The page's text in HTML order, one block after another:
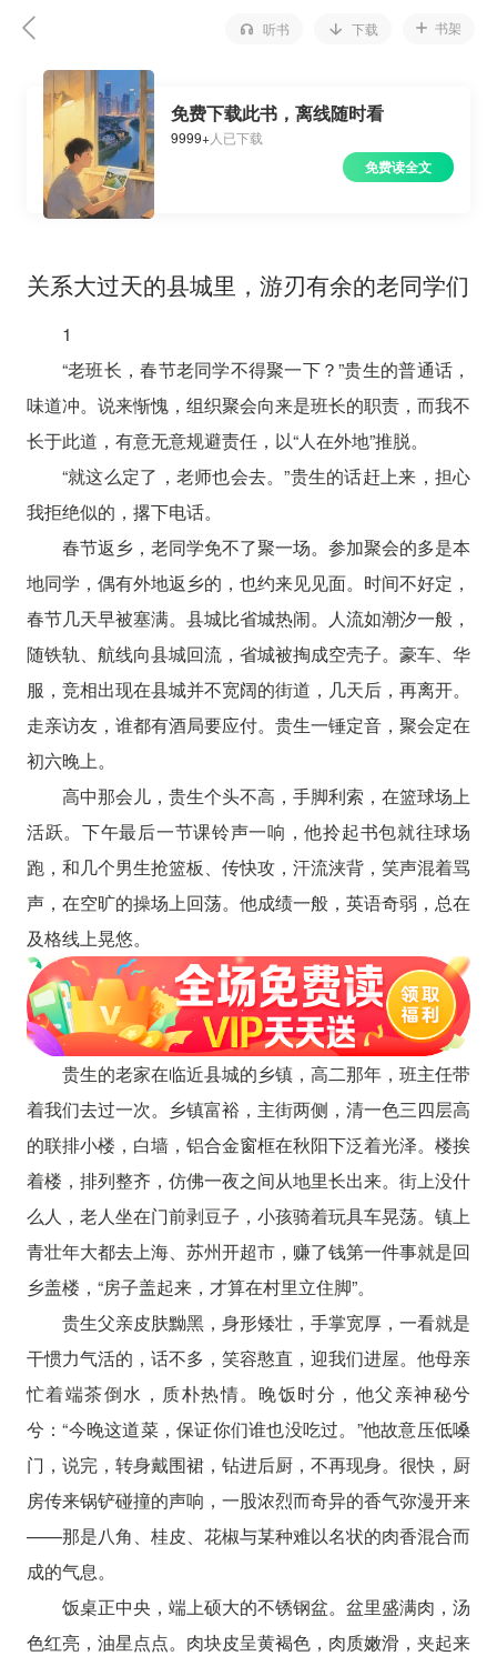
听书 下载 书架
免费下载此书，离线随时看
9999+人已下载
免费读全文
关系大过天的县城里，游刃有余的老同学们
1
“老班长，春节老同学不得聚一下？”贵生的普通话，
味道冲。说来惭愧，组织聚会向来是班长的职责，而我不
长于此道，有意无意规避责任，以“人在外地”推脱。
“就这么定了，老师也会去。”贵生的话赶上来，担心
我拒绝似的，撂下电话。
春节返乡，老同学免不了聚一场。参加聚会的多是本
地同学，偶有外地返乡的，也约来见见面。时间不好定，
春节几天早被塞满。县城比省城热闹。人流如潮汐一般，
随铁轨、航线向县城回流，省城被掏成空壳子。豪车、华
服，竞相出现在县城并不宽阔的街道，几天后，再离开。
走亲访友，谁都有酒局要应付。贵生一锤定音，聚会定在
初六晚上。
高中那会儿，贵生个头不高，手脚利索，在篮球场上
活跃。下午最后一节课铃声一响，他拎起书包就往球场
跑，和几个男生抢篮板、传快攻，汗流浃背，笑声混着骂
声，在空旷的操场上回荡。他成绩一般，英语奇弱，总在
及格线上晃悠。
贵生的老家在临近县城的乡镇，高二那年，班主任带
着我们去过一次。乡镇富裕，主街两侧，清一色三四层高
的联排小楼，白墙，铝合金窗框在秋阳下泛着光泽。楼挨
着楼，排列整齐，仿佛一夜之间从地里长出来。街上没什
么人，老人坐在门前剥豆子，小孩骑着玩具车晃荡。镇上
青壮年大都去上海、苏州开超市，赚了钱第一件事就是回
乡盖楼，“房子盖起来，才算在村里立住脚”。
贵生父亲皮肤黝黑，身形矮壮，手掌宽厚，一看就是
干惯力气活的，话不多，笑容憨直，迎我们进屋。他母亲
忙着端茶倒水，质朴热情。晚饭时分，他父亲神秘兮
兮：“今晚这道菜，保证你们谁也没吃过。”他故意压低嗓
门，说完，转身戴围裙，钻进后厨，不再现身。很快，厨
房传来锅铲碰撞的声响，一股浓烈而奇异的香气弥漫开来
——那是八角、桂皮、花椒与某种难以名状的肉香混合而
成的气息。
饭桌正中央，端上硕大的不锈钢盆。盆里盛满肉，汤
色红亮，油星点点。肉块皮呈黄褐色，肉质嫩滑，夹起来